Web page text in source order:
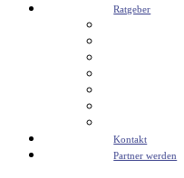
Ratgeber
Kontakt
Partner werden